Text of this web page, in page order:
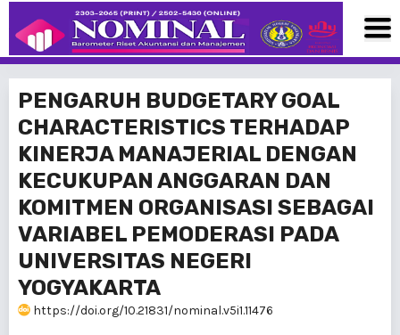
PENGARUH BUDGETARY GOAL
CHARACTERISTICS TERHADAP
KINERJA MANAJERIAL DENGAN
KECUKUPAN ANGGARAN DAN
KOMITMEN ORGANISASI SEBAGAI
VARIABEL PEMODERASI PADA
UNIVERSITAS NEGERI
YOGYAKARTA
https://doi.org/10.21831/nominal.v5i1.11476